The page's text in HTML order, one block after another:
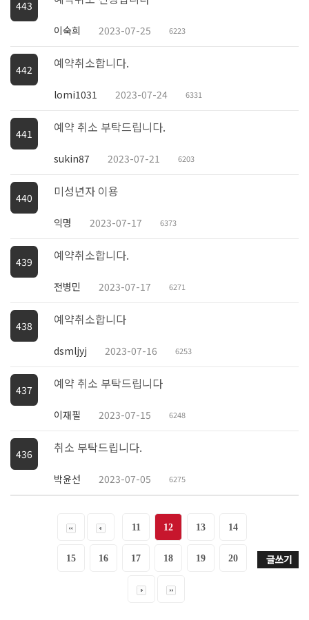
443
이숙희 2023-07-25 6223
442 예약취소합니다.
lomi1031 2023-07-24 6331
441 예약 취소 부탁드립니다.
sukin87 2023-07-21 6203
440 미성년자 이용
익명 2023-07-17 6373
439 예약취소합니다.
전병민 2023-07-17 6271
438 예약취소합니다
dsmljyj 2023-07-16 6253
437 예약 취소 부탁드립니다
이재필 2023-07-15 6248
436 취소 부탁드립니다.
박윤선 2023-07-05 6275
11 12 13 14
15 16 17 18 19 20